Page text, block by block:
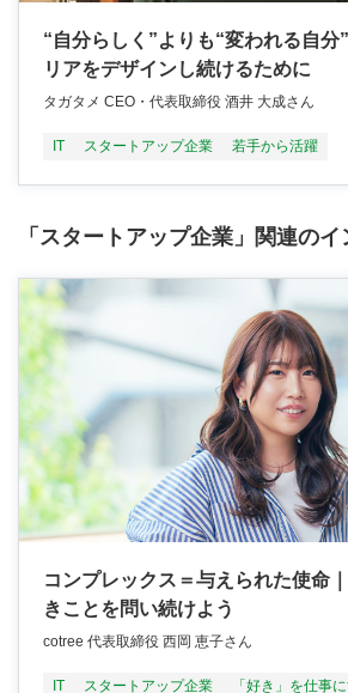
“自分らしく”よりも“変われる自分
リアをデザインし続けるために
タガタメ CEO・代表取締役 酒井 大成さん
IT スタートアップ企業 若手から活躍
「スタートアップ企業」関連の
コンプレックス＝与えられた使命
きことを問い続けよう
cotree 代表取締役 西岡 恵子さん
IT スタートアップ企業 「好き」を仕事